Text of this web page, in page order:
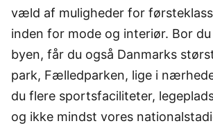
væld af muligheder for
inden for mode og interiør. Bor
byen, får du også Danmarks
park, Fælledparken, lige i
du flere sportsfaciliteter,
og ikke mindst vores